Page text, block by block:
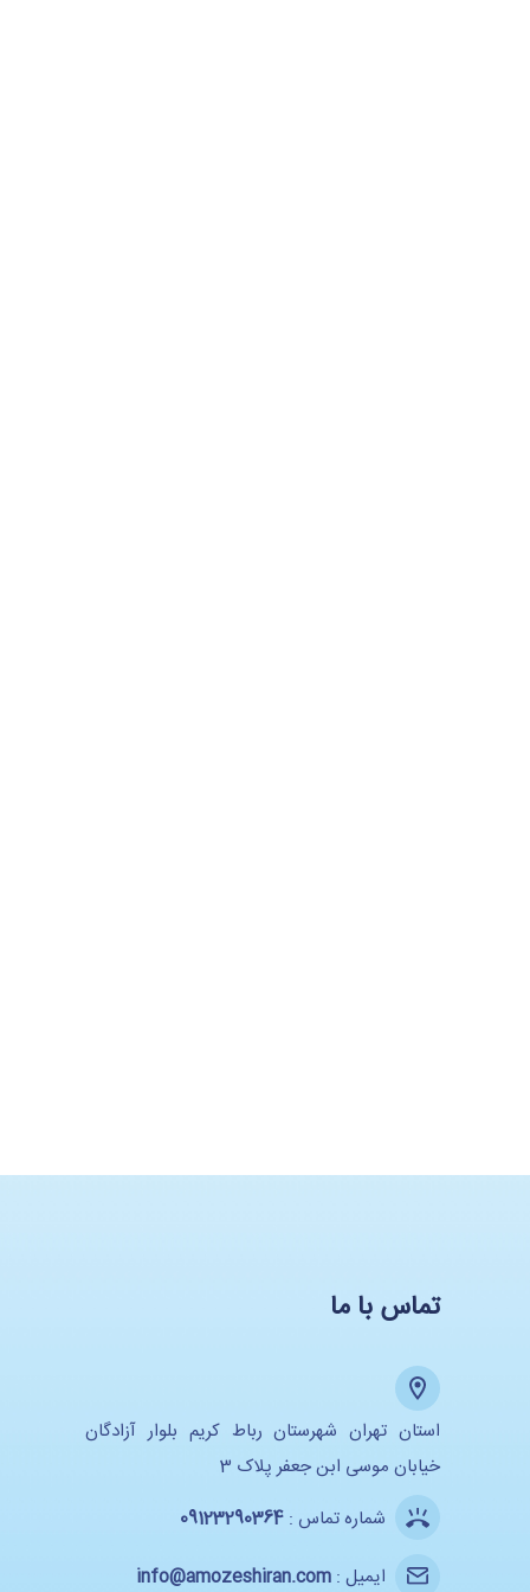
تماس با ما
استان تهران شهرستان رباط کریم بلوار آزادگان
خیابان موسی ابن جعفر پلاک 3
شماره تماس : 09123290364
ایمیل : info@amozeshiran.com